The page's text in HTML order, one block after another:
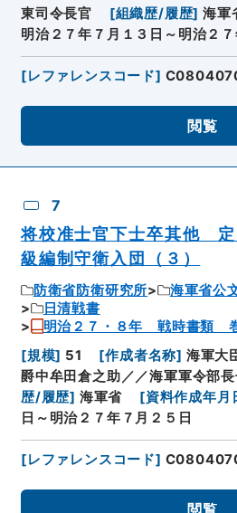
東司令長官
[組織歴/履歴] 海軍
明治２７年７月１３日～明治２
[レファレンスコード]
閲覧
7
将校准士官下士卒其他 定
級編制守衛入団（３）
防衛省防衛研究所 海軍省公
日清戦書
明治２７・８年 戦時書類
[規模] 51 [作成者名称] 海軍大
爵中牟田倉之助／／海軍軍令部
歴/履歴] 海軍省 [資料作成年月
日～明治２７年７月２５日
[レファレンスコード]